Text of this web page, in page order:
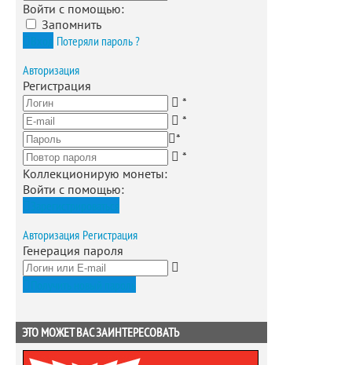
Войти с помощью:
Запомнить
Потеряли пароль ?
Авторизация
Регистрация
*
*
*
*
Коллекционирую монеты:
Войти с помощью:
Авторизация Регистрация
Генерация пароля
ЭТО МОЖЕТ ВАС ЗАИНТЕРЕСОВАТЬ